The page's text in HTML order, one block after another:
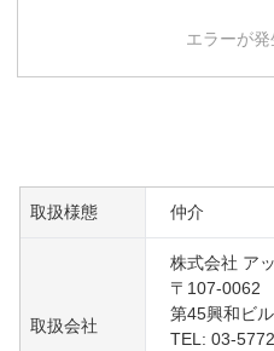
エラーが
取扱様態 仲介
取扱会社
株式会社 ア
〒107-0062
第45興和ビ
TEL: 03-